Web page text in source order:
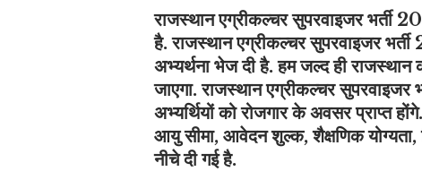
राजस्थान एग्रीकल्चर सुपरवाइजर भर्ती
है. राजस्थान एग्रीकल्चर सुपरवाइजर
अभ्यर्थना भेज दी है. हम जल्द ही राजस्थान
जाएगा. राजस्थान एग्रीकल्चर सुपरवाइजर
अभ्यर्थियों को रोजगार के अवसर प्राप्त
आयु सीमा, आवेदन शुल्क, शैक्षणिक योग्यता,
नीचे दी गई है.